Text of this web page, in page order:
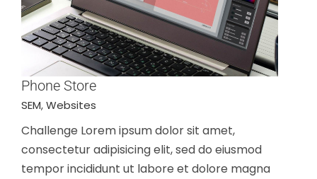
Phone Store
SEM,Websites
Challenge Lorem ipsum dolor sit amet,
consectetur adipisicing elit, sed do eiusmod
tempor incididunt ut labore et dolore magna